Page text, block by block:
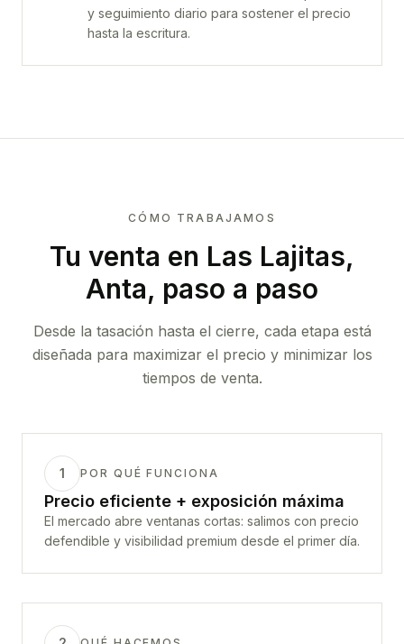
y seguimiento diario para sostener el precio
hasta la escritura.
CÓMO TRABAJAMOS
Tu venta en Las Lajitas,
Anta, paso a paso
Desde la tasación hasta el cierre, cada etapa está
diseñada para maximizar el precio y minimizar los
tiempos de venta.
1 POR QUÉ FUNCIONA
Precio eficiente + exposición máxima
El mercado abre ventanas cortas: salimos con precio
defendible y visibilidad premium desde el primer día.